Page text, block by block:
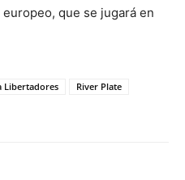
que se jugará en
Libertadores
River Plate